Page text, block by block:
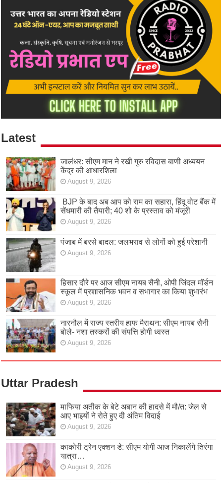
Latest
जालंधर: सीएम मान ने रखी गुरु रविदास बाणी अध्ययन
केंद्र की आधारशिला
August 9, 2026
BJP के बाद अब आप को राम का सहारा, हिंदू वोट बैंक में
सेंधमारी की तैयारी; 40 शो के प्रस्ताव को मंजूरी
August 9, 2026
पंजाब में बरसे बादल: जलभराव से लोगों को हुई परेशानी
August 9, 2026
हिसार दौरे पर आज सीएम नायब सैनी, ओपी जिंदल मॉर्डन
स्कूल में प्रशासनिक भवन व सभागार का किया शुभारंभ
August 9, 2026
नारनौल में राज्य स्तरीय हाफ मैराथन: सीएम नायब सैनी
बोले- नशा तस्करों की संपत्ति होगी ध्वस्त
August 9, 2026
Uttar Pradesh
माफिया अतीक के बेटे अबान की हादसे में मौ/त: जेल से
आए भाइयों ने रोते हुए दी अंतिम विदाई
August 9, 2026
काकोरी ट्रेन एक्शन डे: सीएम योगी आज निकालेंगे तिरंगा
यात्रा…
August 9, 2026